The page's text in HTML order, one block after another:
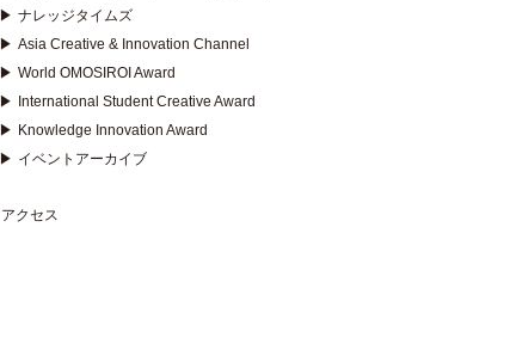
▶ ナレッジタイムズ
▶ Asia Creative & Innovation Channel
▶ World OMOSIROI Award
▶
International Student Creative Award
▶ Knowledge Innovation Award
▶ イベントアーカイブ
アクセス